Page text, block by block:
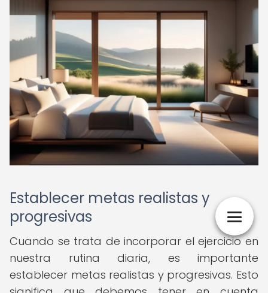
Establecer metas realistas y
progresivas
Cuando se trata de incorporar el ejercicio en
nuestra rutina diaria, es importante
establecer metas realistas y progresivas. Esto